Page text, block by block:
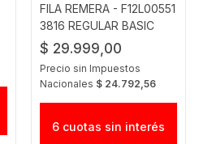
FILA REMERA - F12L00551
3816 REGULAR BASIC
OUTLINE BCO
$ 29.999,00
Precio sin Impuestos
Nacionales $ 24.792,56
6 cuotas sin interés